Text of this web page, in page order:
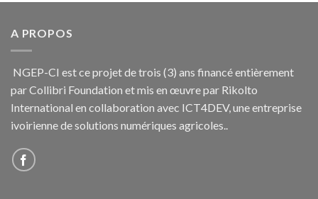
A PROPOS
NGEP-CI est ce projet de trois (3) ans financé entièrement
par Collibri Foundation et mis en œuvre par Rikolto
International en collaboration avec ICT4DEV, une entreprise
ivoirienne de solutions numériques agricoles..